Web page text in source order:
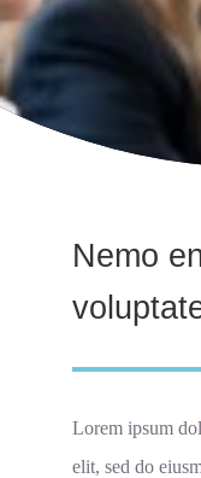
Nemo
Lorem ipsum
elit, sed do